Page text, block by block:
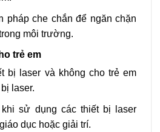
pháp che chắn để ngăn chặn
môi trường.
trẻ em
bị laser và không cho trẻ em
laser.
sử dụng các thiết bị laser
dục hoặc giải trí.